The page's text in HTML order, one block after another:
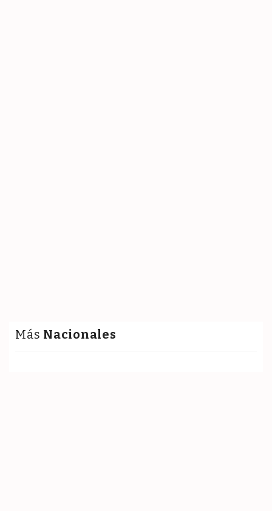
Más Nacionales